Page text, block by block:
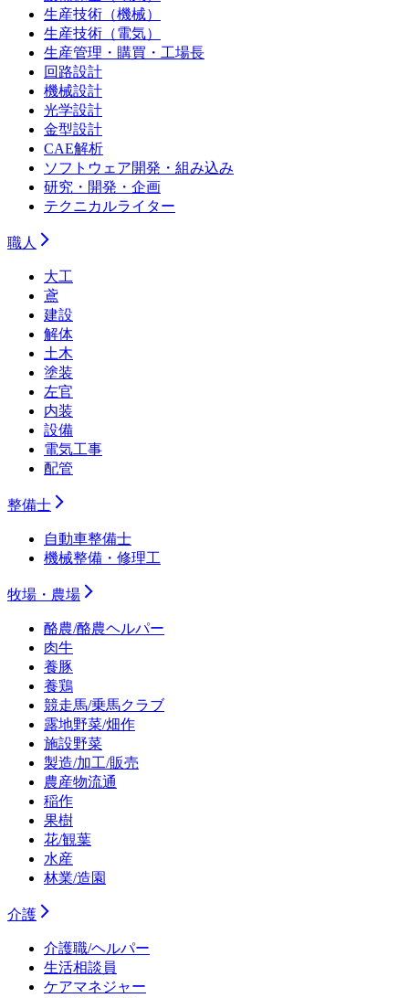
生産技術（機械）
生産技術（電気）
生産管理・購買・工場長
回路設計
機械設計
光学設計
金型設計
CAE解析
ソフトウェア開発・組み込み
研究・開発・企画
テクニカルライター
職人
大工
鳶
建設
解体
土木
塗装
左官
内装
設備
電気工事
配管
整備士
自動車整備士
機械整備・修理工
牧場・農場
酪農/酪農ヘルパー
肉牛
養豚
養鶏
競走馬/乗馬クラブ
露地野菜/畑作
施設野菜
製造/加工/販売
農産物流通
稲作
果樹
花/観葉
水産
林業/造園
介護
介護職/ヘルパー
生活相談員
ケアマネジャー